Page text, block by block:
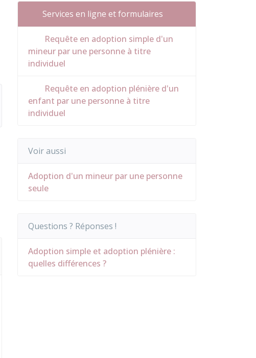
Services en ligne et formulaires
Requête en adoption simple d'un
mineur par une personne à titre
individuel
Requête en adoption plénière d'un
enfant par une personne à titre
individuel
Voir aussi
Adoption d'un mineur par une personne
seule
Questions ? Réponses !
Adoption simple et adoption plénière :
quelles différences ?